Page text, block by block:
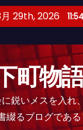
月 29th, 2026
町物
鋭いメスを入れ
綴るブログである